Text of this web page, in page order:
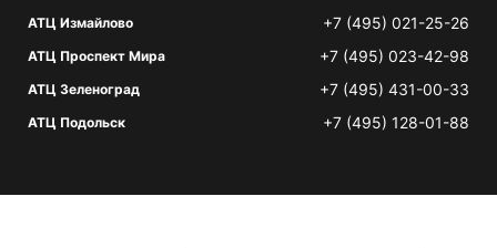
АТЦ Измайлово +7 (495) 021-25-26
АТЦ Проспект Мира +7 (495) 023-42-98
АТЦ Зеленоград +7 (495) 431-00-33
АТЦ Подольск +7 (495) 128-01-88